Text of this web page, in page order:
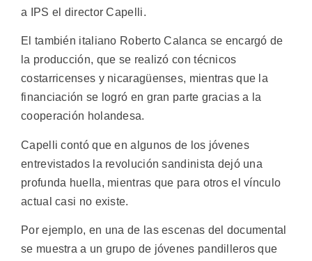
a IPS el director Capelli.
El también italiano Roberto Calanca se encargó de
la producción, que se realizó con técnicos
costarricenses y nicaragüenses, mientras que la
financiación se logró en gran parte gracias a la
cooperación holandesa.
Capelli contó que en algunos de los jóvenes
entrevistados la revolución sandinista dejó una
profunda huella, mientras que para otros el vínculo
actual casi no existe.
Por ejemplo, en una de las escenas del documental
se muestra a un grupo de jóvenes pandilleros que